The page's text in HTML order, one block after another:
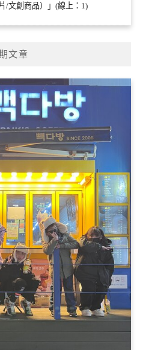
/文創商品）」(線上：1)
文章